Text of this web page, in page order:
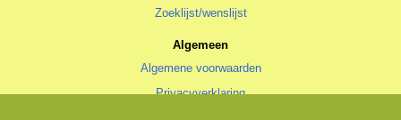
Zoeklijst/wenslijst
Algemeen
Algemene voorwaarden
Privacyverklaring